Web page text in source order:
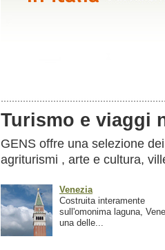
Turismo e viaggi
GENS offre una selezione
agriturismi , arte e cultura,
Venezia
Costruita interamente
sull'omonima laguna,
una delle...